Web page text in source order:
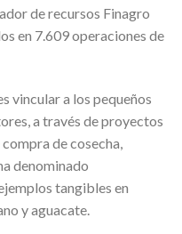
de recursos Finagro
en 7.609 operaciones de
vincular a los pequeños
a través de proyectos
de cosecha,
denominado
tangibles en
y aguacate.